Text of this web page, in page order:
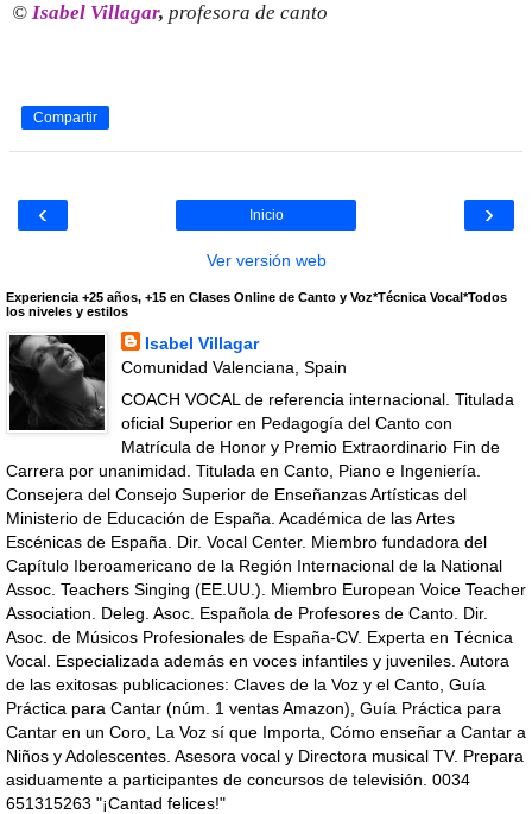
© Isabel Villagar, profesora de canto
Compartir
‹ ›
Inicio
Ver versión web
Experiencia +25 años, +15 en Clases Online de Canto y Voz*Técnica Vocal*Todos
los niveles y estilos
Isabel Villagar
Comunidad Valenciana, Spain
COACH VOCAL de referencia internacional. Titulada
oficial Superior en Pedagogía del Canto con
Matrícula de Honor y Premio Extraordinario Fin de
Carrera por unanimidad. Titulada en Canto, Piano e Ingeniería.
Consejera del Consejo Superior de Enseñanzas Artísticas del
Ministerio de Educación de España. Académica de las Artes
Escénicas de España. Dir. Vocal Center. Miembro fundadora del
Capítulo Iberoamericano de la Región Internacional de la National
Assoc. Teachers Singing (EE.UU.). Miembro European Voice Teacher
Association. Deleg. Asoc. Española de Profesores de Canto. Dir.
Asoc. de Músicos Profesionales de España-CV. Experta en Técnica
Vocal. Especializada además en voces infantiles y juveniles. Autora
de las exitosas publicaciones: Claves de la Voz y el Canto, Guía
Práctica para Cantar (núm. 1 ventas Amazon), Guía Práctica para
Cantar en un Coro, La Voz sí que Importa, Cómo enseñar a Cantar a
Niños y Adolescentes. Asesora vocal y Directora musical TV. Prepara
asiduamente a participantes de concursos de televisión. 0034
651315263 "¡Cantad felices!"